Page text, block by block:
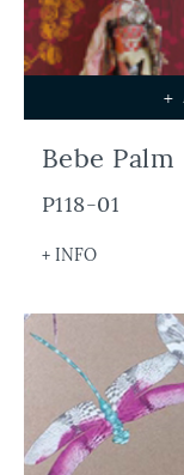
+
Bebe Palm
P118-01
+ INFO